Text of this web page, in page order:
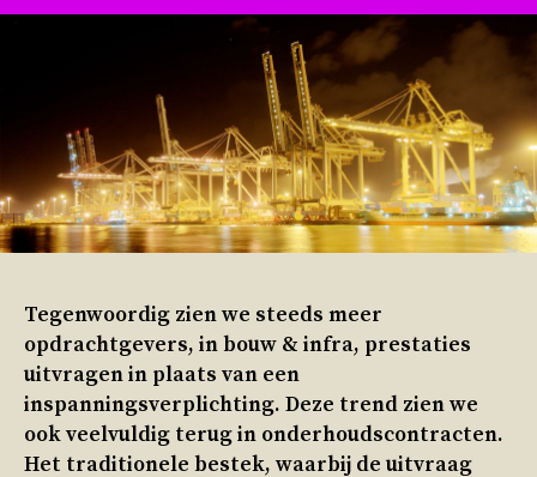
Tegenwoordig zien we steeds meer
opdrachtgevers, in bouw & infra, prestaties
uitvragen in plaats van een
inspanningsverplichting. Deze trend zien we
ook veelvuldig terug in onderhoudscontracten.
Het traditionele bestek, waarbij de uitvraag